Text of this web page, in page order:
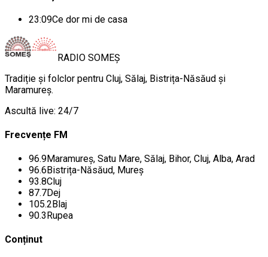
23:09Ce dor mi de casa
RADIO SOMEȘ
Tradiție și folclor pentru Cluj, Sălaj, Bistrița-Năsăud și
Maramureș.
Ascultă live: 24/7
Frecvențe FM
96.9Maramureș, Satu Mare, Sălaj, Bihor, Cluj, Alba, Arad
96.6 Bistrița-Năsăud, Mureș
93.8Cluj
87.7Dej
105.2 Blaj
90.3 Rupea
Conținut